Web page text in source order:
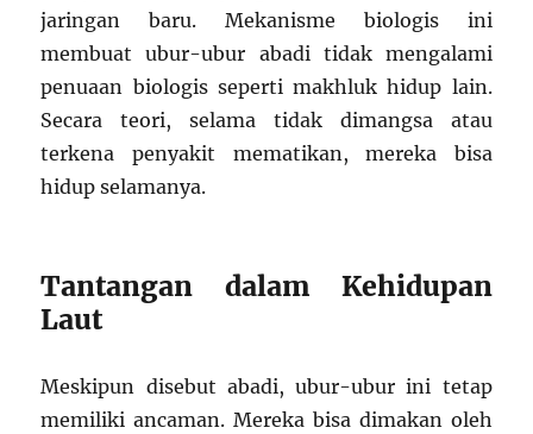
jaringan baru. Mekanisme biologis ini
membuat ubur-ubur abadi tidak mengalami
penuaan biologis seperti makhluk hidup lain.
Secara teori, selama tidak dimangsa atau
terkena penyakit mematikan, mereka bisa
hidup selamanya.
Tantangan dalam Kehidupan
Laut
Meskipun disebut abadi, ubur-ubur ini tetap
memiliki ancaman. Mereka bisa dimakan oleh